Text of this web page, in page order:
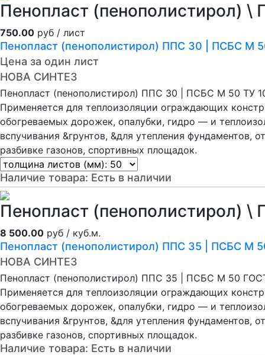
Пенопласт (пенополистирол)
750.00 руб / лист
Пенопласт (пенополистирол) ППС 30 | ПСБС М
Цена за один лист
НОВА СИНТЕЗ
Пенопласт (пенополистирол) ППС 30 | ПСБС М 50 ТУ
Применяется для теплоизоляции ограждающих
обогреваемых дорожек, опалубки, гидро — и
вспучивания &грунтов, &для утепления фундаментов,
разбивке газонов, спортивных площадок.
Наличие товара: Есть в наличии
Пенопласт
8 500.00 руб / куб.м.
Пенопласт (пенополистирол) ППС 35 | ПСБС М
НОВА СИНТЕЗ
Пенопласт (пенополистирол) ППС 35 | ПСБС М 50
Применяется для теплоизоляции ограждающих
обогреваемых дорожек, опалубки, гидро — и
вспучивания &грунтов, &для утепления фундаментов,
разбивке газонов, спортивных площадок.
Наличие товара: Есть в наличии